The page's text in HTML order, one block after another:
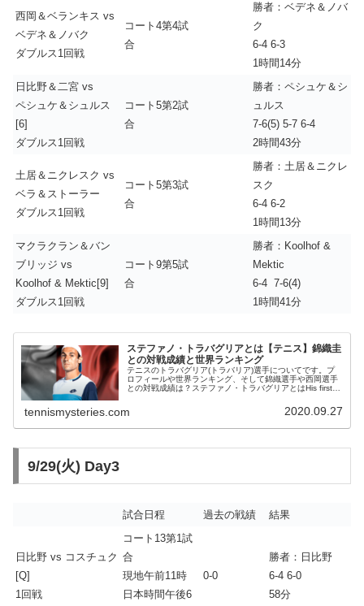
西岡＆ベランキス vs
ベデネ＆ノバク
ダブルス1回戦
コート4第4試
合
勝者：ベデネ＆ノバ
ク
6-4 6-3
1時間14分
日比野＆二宮 vs
ペシュケ＆シュルス
[6]
ダブルス1回戦
コート5第2試
合
勝者：ペシュケ＆シ
ュルス
7-6(5) 5-7 6-4
2時間43分
土居＆ニクレスク vs
ベラ＆ストーラー
ダブルス1回戦
コート5第3試
合
勝者：土居＆ニクレ
スク
6-4 6-2
1時間13分
マクラクラン＆バン
ブリッジ vs
Koolhof & Mektic[9]
ダブルス1回戦
コート9第5試
合
勝者：Koolhof &
Mektic
6-4 7-6(4)
1時間41分
ステファノ・トラバグリアとは【テニス】錦織圭
との対戦成績と世界ランキング
テニスのトラバグリア(トラバリア)選手についてです。プ
ロフィールや世界ランキング、そして錦織選手や西岡選手
との対戦成績は？ステファノ・トラバグリアとはHis first
tennismysteries.com 2020.09.27
9/29(火) Day3
試合日程 過去の戦績 結果
日比野 vs コスチュク
[Q]
1回戦
コート13第1試
合
現地午前11時
日本時間午後6
0-0
勝者：日比野
6-4 6-0
58分